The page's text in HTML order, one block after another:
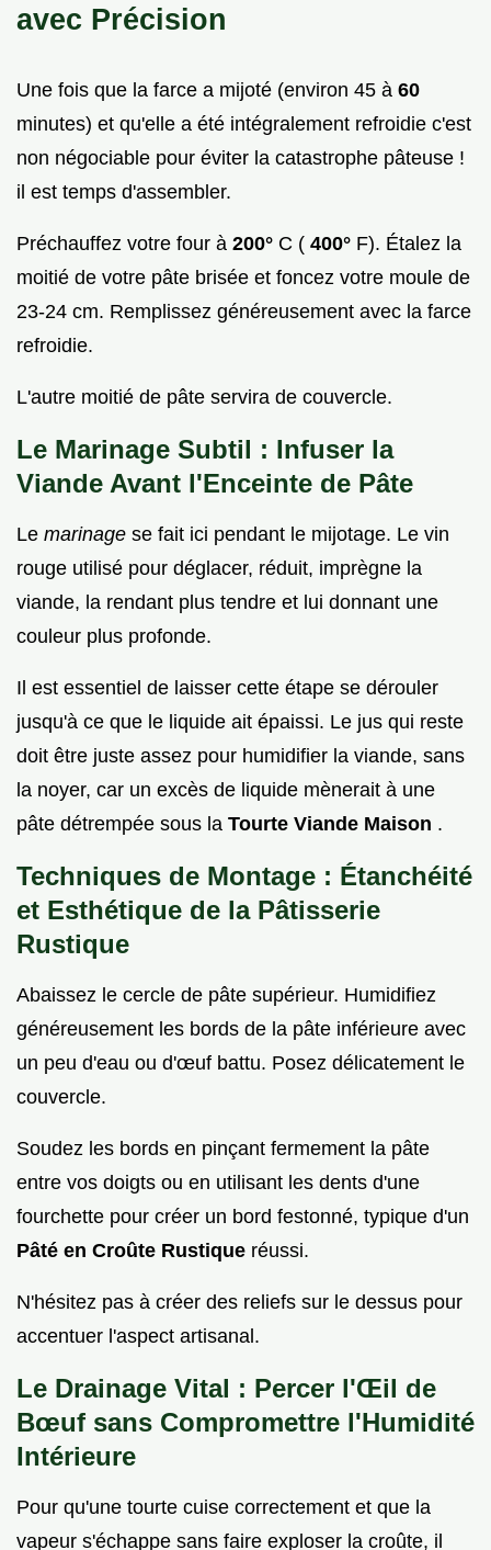
avec Précision
Une fois que la farce a mijoté (environ 45 à 60
minutes) et qu'elle a été intégralement refroidie c'est
non négociable pour éviter la catastrophe pâteuse !
il est temps d'assembler.
Préchauffez votre four à 200° C ( 400° F). Étalez la
moitié de votre pâte brisée et foncez votre moule de
23-24 cm. Remplissez généreusement avec la farce
refroidie.
L'autre moitié de pâte servira de couvercle.
Le Marinage Subtil : Infuser la
Viande Avant l'Enceinte de Pâte
Le marinage se fait ici pendant le mijotage. Le vin
rouge utilisé pour déglacer, réduit, imprègne la
viande, la rendant plus tendre et lui donnant une
couleur plus profonde.
Il est essentiel de laisser cette étape se dérouler
jusqu'à ce que le liquide ait épaissi. Le jus qui reste
doit être juste assez pour humidifier la viande, sans
la noyer, car un excès de liquide mènerait à une
pâte détrempée sous la Tourte Viande Maison .
Techniques de Montage : Étanchéité
et Esthétique de la Pâtisserie
Rustique
Abaissez le cercle de pâte supérieur. Humidifiez
généreusement les bords de la pâte inférieure avec
un peu d'eau ou d'œuf battu. Posez délicatement le
couvercle.
Soudez les bords en pinçant fermement la pâte
entre vos doigts ou en utilisant les dents d'une
fourchette pour créer un bord festonné, typique d'un
Pâté en Croûte Rustique réussi.
N'hésitez pas à créer des reliefs sur le dessus pour
accentuer l'aspect artisanal.
Le Drainage Vital : Percer l'Œil de
Bœuf sans Compromettre l'Humidité
Intérieure
Pour qu'une tourte cuise correctement et que la
vapeur s'échappe sans faire exploser la croûte, il